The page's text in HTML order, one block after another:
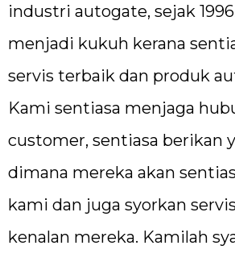
industri autogate, sejak
menjadi kukuh kerana
servis terbaik dan produk
Kami sentiasa menjaga
customer, sentiasa berikan
dimana mereka akan
kami dan juga syorkan
kenalan mereka. Kamilah